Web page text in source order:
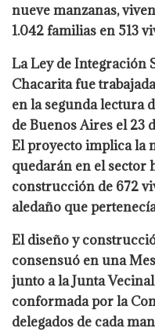
nueve manzanas,
1.042 familias en 513
La Ley de Integración
Chacarita fue
en la segunda lectura
de Buenos Aires el 23
El proyecto implica la
quedarán en el sector
construcción de 672
aledaño que
El diseño y
consensuó en una
junto a la Junta
conformada por la
delegados de cada